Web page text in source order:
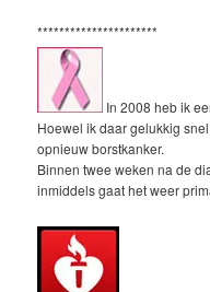
**********************
In 2008 heb ik
Hoewel ik daar gelukkig
opnieuw borstkanker.
Binnen twee weken na de
inmiddels gaat het weer